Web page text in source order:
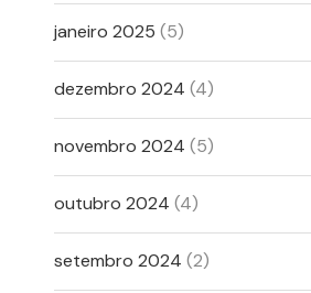
janeiro 2025 (5)
dezembro 2024 (4)
novembro 2024 (5)
outubro 2024 (4)
setembro 2024 (2)